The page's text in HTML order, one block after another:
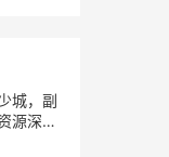
城，副
源深度